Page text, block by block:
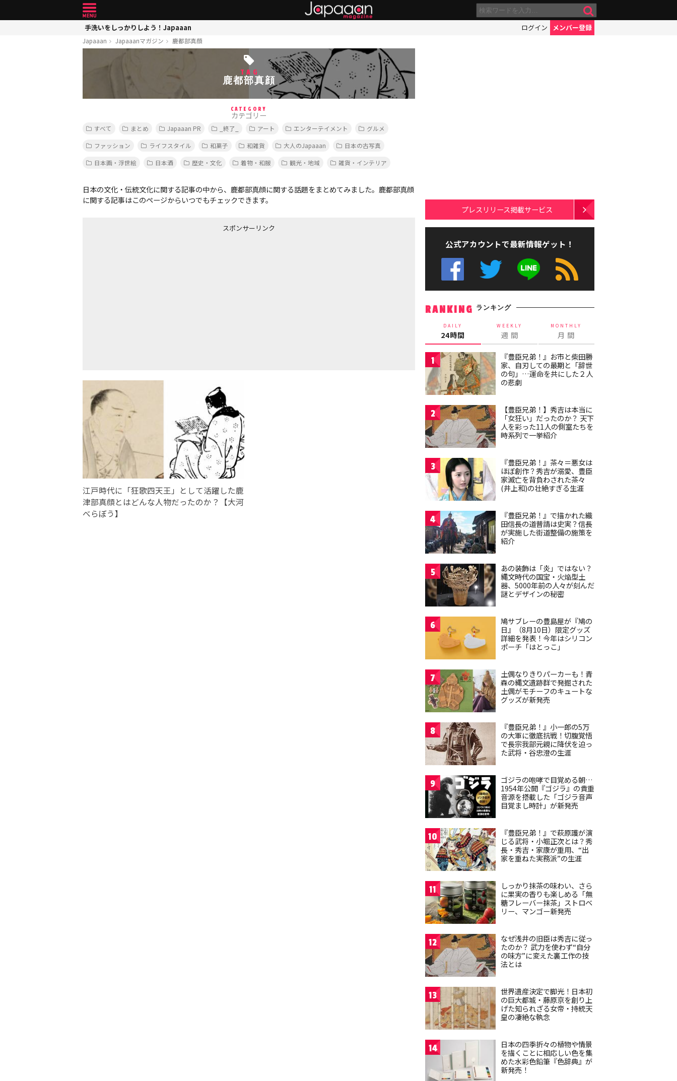
手洗いをしっかりしよう！Japaaan ログイン メンバー登録
Japaaan Japaaanマガジン 鹿都部真顔
TAG
鹿都部真顔
CATEGORY
カテゴリー
すべて まとめ Japaaan PR _終了_ アート エンターテイメント
グルメ
ファッション
ライフスタイル 和菓子 和雑貨 大人のJapaaan
日本の古写真
日本画・浮世絵
日本酒 歴史・文化 着物・和服 観光・地域 雑貨・インテリア
日本の文化・伝統文化に関する記事の中から、鹿都部真顔に関する話題をまとめてみました。鹿都部真顔
に関する記事はこのページからいつでもチェックできます。
スポンサーリンク
江戸時代に「狂歌四天王」として活躍した鹿
津部真顔とはどんな人物だったのか？【大河
べらぼう】
プレスリリース掲載サービス
公式アカウントで最新情報ゲット！
RANKING ランキング
DAILY
24時間
WEEKLY
週 間
MONTHLY
月 間
1
『豊臣兄弟！』お市と柴田勝
家、自刃しての最期と「辞世
の句」…運命を共にした２人
の悲劇
2
【豊臣兄弟！】秀吉は本当に
「女狂い」だったのか？ 天下
人を彩った11人の側室たちを
時系列で一挙紹介
3
『豊臣兄弟！』茶々＝悪女は
ほぼ創作？秀吉が溺愛、豊臣
家滅亡を背負わされた茶々
(井上和)の壮絶すぎる生涯
4
『豊臣兄弟！』で描かれた織
田信長の道普請は史実？信長
が実施した街道整備の施策を
紹介
5
あの装飾は「炎」ではない？
縄文時代の国宝・火焔型土
器、5000年前の人々が刻んだ
謎とデザインの秘密
6
鳩サブレーの豊島屋が『鳩の
日』（8月10日）限定グッズ
詳細を発表！今年はシリコン
ポーチ「はとっこ」
7
土偶なりきりパーカーも！青
森の縄文遺跡群で発掘された
土偶がモチーフのキュートな
グッズが新発売
8
『豊臣兄弟！』小一郎の5万
の大軍に徹底抗戦！切腹覚悟
で長宗我部元親に降伏を迫っ
た武将・谷忠澄の生涯
9
ゴジラの咆哮で目覚める朝…
1954年公開『ゴジラ』の貴重
音源を搭載した「ゴジラ音声
目覚まし時計」が新発売
10
『豊臣兄弟！』で萩原護が演
じる武将・小堀正次とは？秀
長・秀吉・家康が重用、“出
家を重ねた実務派”の生涯
11
しっかり抹茶の味わい、さら
に果実の香りも楽しめる「無
糖フレーバー抹茶」ストロベ
リー、マンゴー新発売
12
なぜ浅井の旧臣は秀吉に従っ
たのか？ 武力を使わず“自分
の味方”に変えた裏工作の技
法とは
13
世界遺産決定で脚光！日本初
の巨大都城・藤原京を創り上
げた知られざる女帝・持統天
皇の凄絶な執念
14
日本の四季折々の植物や情景
を描くことに相応しい色を集
めた水彩色鉛筆『色辞典』が
新発売！